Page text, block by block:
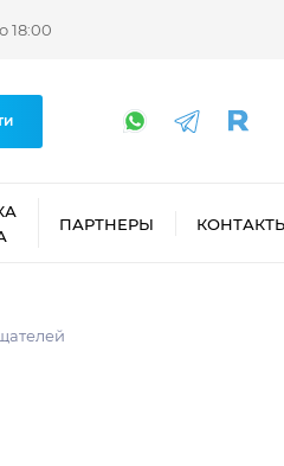
18:00
ПАРТНЕРЫ